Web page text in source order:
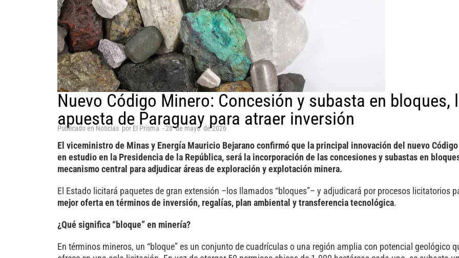
Nuevo Código Minero: Concesión y subasta en bloques,
apuesta de Paraguay para atraer inversión
Publicado en Noticias por El Prisma -28 de mayo de2026
El viceministro de Minas y Energía Mauricio Bejarano confirmó que la principal innovación del nuevo
en estudio en la Presidencia de la República, será la incorporación de las concesiones y subastas en
mecanismo central para adjudicar áreas de exploración y explotación minera.
El Estado licitará paquetes de gran extensión –los llamados “bloques”– y adjudicará por procesos licitatorios
mejor oferta en términos de inversión, regalías, plan ambiental y transferencia tecnológica.
¿Qué significa “bloque” en minería?
En términos mineros, un “bloque” es un conjunto de cuadrículas o una región amplia con potencial geológico